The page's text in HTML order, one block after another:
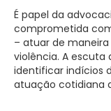
É papel da
comprometida
– atuar de
violência. A escuta
identificar indícios
atuação cotidiana